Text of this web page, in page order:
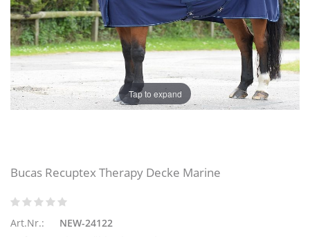
Tap to expand
Bucas Recuptex Therapy Decke Marine
Art.Nr.:
NEW-24122